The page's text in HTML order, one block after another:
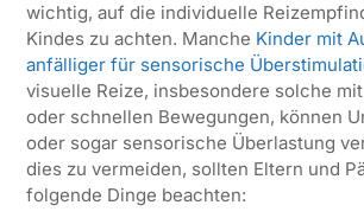
wichtig, auf die individuelle
Kindes zu achten. Manche Kinder mit
anfälliger für sensorische
visuelle Reize, insbesondere solche
oder schnellen Bewegungen, können
oder sogar sensorische Überlastung
dies zu vermeiden, sollten Eltern und
folgende Dinge beachten: